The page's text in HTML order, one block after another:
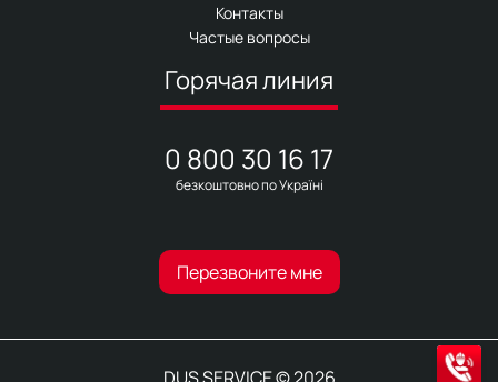
Контакты
Частые вопросы
Горячая линия
0 800 30 16 17
безкоштовно по Україні
Перезвоните мне